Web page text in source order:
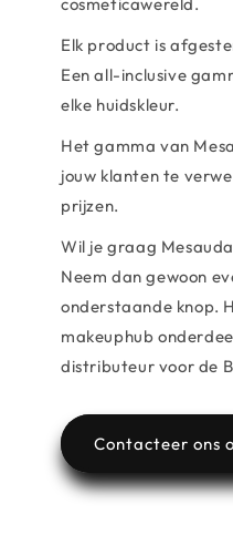
Elk product is
Een all-inclusive
elke huidskleur.
Het gamma van
jouw klanten te
prijzen.
Wil je graag
Neem dan gewoon
onderstaande knop.
makeuphub
distributeur voor de
Contacteer ons